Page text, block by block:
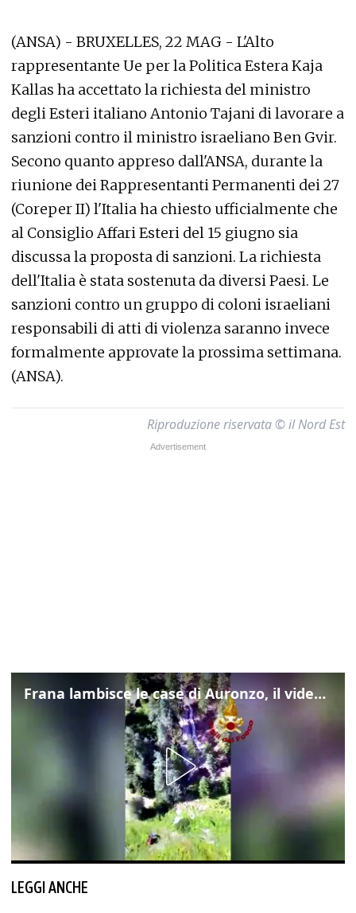
(ANSA) - BRUXELLES, 22 MAG - L'Alto
rappresentante Ue per la Politica Estera Kaja
Kallas ha accettato la richiesta del ministro
degli Esteri italiano Antonio Tajani di lavorare a
sanzioni contro il ministro israeliano Ben Gvir.
Secono quanto appreso dall'ANSA, durante la
riunione dei Rappresentanti Permanenti dei 27
(Coreper II) l'Italia ha chiesto ufficialmente che
al Consiglio Affari Esteri del 15 giugno sia
discussa la proposta di sanzioni. La richiesta
dell'Italia è stata sostenuta da diversi Paesi. Le
sanzioni contro un gruppo di coloni israeliani
responsabili di atti di violenza saranno invece
formalmente approvate la prossima settimana.
(ANSA).
Riproduzione riservata © il Nord Est
Frana lambisce le case di Auronzo, il video dall'elicottero dei vigili del fuoco
LEGGI ANCHE